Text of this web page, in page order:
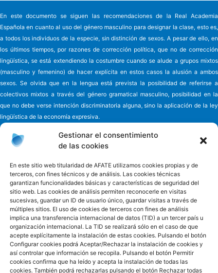
Gestionar el consentimiento
de las cookies
En este sitio web titularidad de AFATE utilizamos cookies propias y de
terceros, con fines técnicos y de análisis. Las cookies técnicas
garantizan funcionalidades básicas y características de seguridad del
sitio web. Las cookies de análisis permiten reconocerle en visitas
sucesivas, guardar un ID de usuario único, guardar visitas a través de
múltiples sitios. El uso de cookies de terceros con fines de análisis
implica una transferencia internacional de datos (TID) a un tercer país u
organización internacional. La TID se realizará sólo en el caso de que
acepte explícitamente la instalación de estas cookies. Pulsando el botón
Configurar cookies podrá Aceptar/Rechazar la instalación de cookies y
así controlar que información se recopila. Pulsando el botón Permitir
cookies confirma que ha leído y acepta la instalación de todas las
cookies. También podrá rechazarlas pulsando el botón Rechazar todas
En este documento se siguen las recomendaciones de la Real Academia
Española en cuanto al uso del género masculino para designar la clase, esto es,
a todos los individuos de la especie, sin distinción de sexos. A pesar de ello, en
los últimos tiempos, por razones de corrección política, que no de corrección
lingüística, se está extendiendo la costumbre cuando se alude a grupos mixtos
(masculino y femenino) de hacer explícita en estos casos la alusión a ambos
sexos. Se olvida que en la lengua está prevista la posibilidad de referirse a
colectivos mixtos a través del género gramatical masculino, posibilidad en la
que no debe verse intención discriminatoria alguna, sino la aplicación de la ley
lingüística de la economía expresiva.
Asociación de familiares y cuidadores de enfermosde Alzheimer y
otras demencias de Tenerife - AFATE
C/ Eladio Alfonso y González, nº 6
38010 - Ofra Santa Cruz de Tenerife - España
Teléfono 922 660 881
Emailinformacion@afate.es
Acceso privado
Facebook Twitter Instagram